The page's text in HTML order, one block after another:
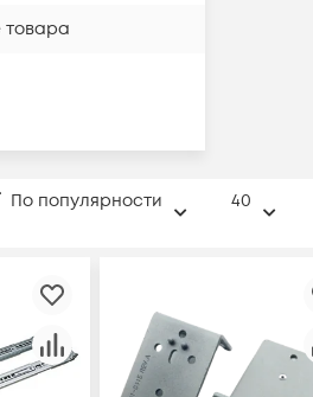
товара
По популярности 40